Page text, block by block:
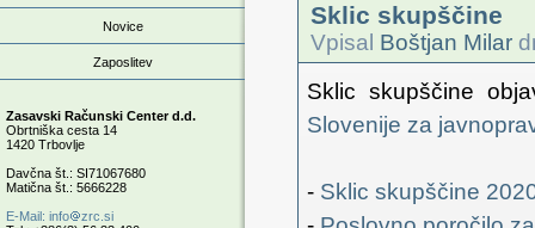
Novice
Zaposlitev
Zasavski Računski Center d.d.
Obrtniška cesta 14
1420 Trbovlje
Davčna št.: SI71067680
Matična št.: 5666228
E-Mail: info
zrc.si
Sklic skupščine
Vpisal Boštjan Milar
Sklic skupščine
Slovenije za
- Sklic skupščine